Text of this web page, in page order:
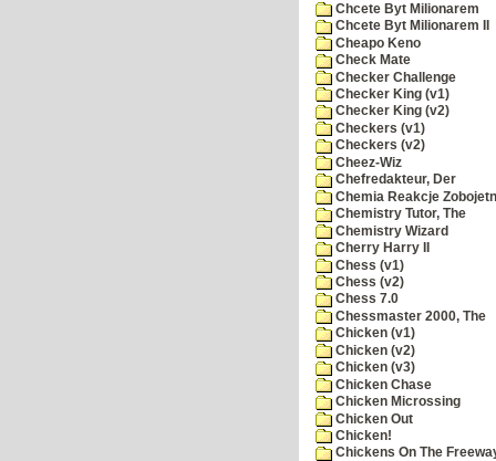
Chcete Byt Milionarem
Chcete Byt Milionarem II
Cheapo Keno
Check Mate
Checker Challenge
Checker King (v1)
Checker King (v2)
Checkers (v1)
Checkers (v2)
Cheez-Wiz
Chefredakteur, Der
Chemia Reakcje
Chemistry Tutor, The
Chemistry Wizard
Cherry Harry II
Chess (v1)
Chess (v2)
Chess 7.0
Chessmaster 2000, The
Chicken (v1)
Chicken (v2)
Chicken (v3)
Chicken Chase
Chicken Microssing
Chicken Out
Chicken!
Chickens On The